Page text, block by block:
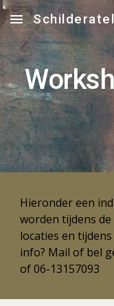
Skip to main content
Hieronder een
worden tijdens
locaties en
info? Mail of bel
of 06-13157093